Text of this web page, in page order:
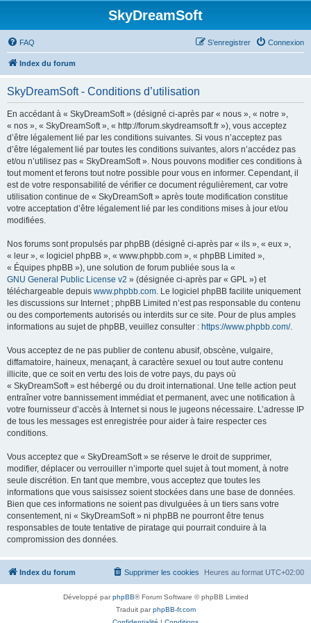
SkyDreamSoft
FAQ Connexion
S’enregistrer
Index du forum
SkyDreamSoft - Conditions d’utilisation
En accédant à « SkyDreamSoft » (désigné ci-après par « nous », « notre »,
« nos », « SkyDreamSoft », « http://forum.skydreamsoft.fr »), vous acceptez
d’être légalement lié par les conditions suivantes. Si vous n’acceptez pas
d’être légalement lié par toutes les conditions suivantes, alors n’accédez pas
et/ou n’utilisez pas « SkyDreamSoft ». Nous pouvons modifier ces conditions à
tout moment et ferons tout notre possible pour vous en informer. Cependant, il
est de votre responsabilité de vérifier ce document régulièrement, car votre
utilisation continue de « SkyDreamSoft » après toute modification constitue
votre acceptation d’être légalement lié par les conditions mises à jour et/ou
modifiées.
Nos forums sont propulsés par phpBB (désigné ci-après par « ils », « eux »,
« leur », « logiciel phpBB », « www.phpbb.com », « phpBB Limited »,
« Équipes phpBB »), une solution de forum publiée sous la «
GNU General Public License v2 » (désignée ci-après par « GPL ») et
téléchargeable depuis www.phpbb.com. Le logiciel phpBB facilite uniquement
les discussions sur Internet ; phpBB Limited n’est pas responsable du contenu
ou des comportements autorisés ou interdits sur ce site. Pour de plus amples
informations au sujet de phpBB, veuillez consulter : https://www.phpbb.com/.
Vous acceptez de ne pas publier de contenu abusif, obscène, vulgaire,
diffamatoire, haineux, menaçant, à caractère sexuel ou tout autre contenu
illicite, que ce soit en vertu des lois de votre pays, du pays où
« SkyDreamSoft » est hébergé ou du droit international. Une telle action peut
entraîner votre bannissement immédiat et permanent, avec une notification à
votre fournisseur d’accès à Internet si nous le jugeons nécessaire. L’adresse IP
de tous les messages est enregistrée pour aider à faire respecter ces
conditions.
Vous acceptez que « SkyDreamSoft » se réserve le droit de supprimer,
modifier, déplacer ou verrouiller n’importe quel sujet à tout moment, à notre
seule discrétion. En tant que membre, vous acceptez que toutes les
informations que vous saisissez soient stockées dans une base de données.
Bien que ces informations ne soient pas divulguées à un tiers sans votre
consentement, ni « SkyDreamSoft » ni phpBB ne pourront être tenus
responsables de toute tentative de piratage qui pourrait conduire à la
compromission des données.
Index du forum Heures au format UTC+02:00
Supprimer les cookies
Développé parphpBB® Forum Software © phpBB Limited
Traduit parphpBB-fr.com